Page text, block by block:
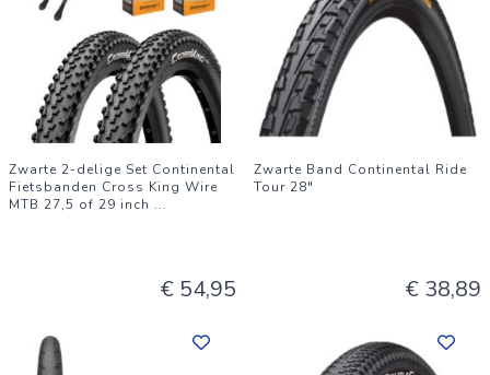
Zwarte 2-delige Set Continental
Fietsbanden Cross King Wire
MTB 27,5 of 29 inch ...
€ 54,95
Zwarte Band Continental Ride
Tour 28"
€ 38,89